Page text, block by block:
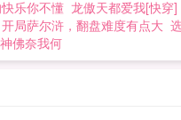
乐你不懂 龙傲天都爱我[快穿]
开局萨尔浒，翻盘难度有点大
佛奈我何